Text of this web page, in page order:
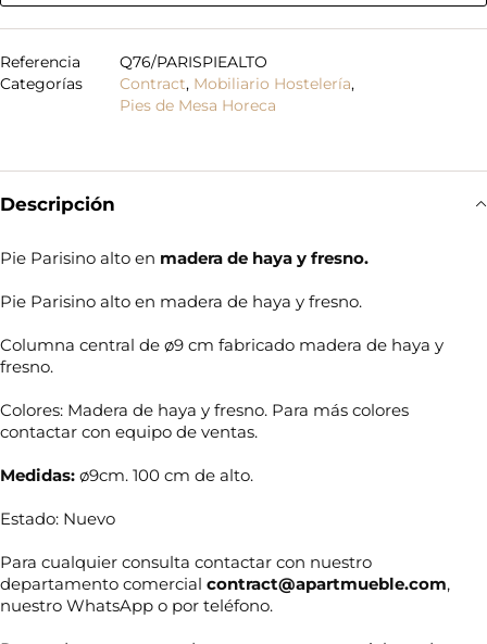
Referencia
Q76/PARISPIEALTO
Categorías
Contract, Mobiliario Hostelería,
Pies de Mesa Horeca
Descripción
Pie Parisino alto en madera de haya y fresno.
Pie Parisino alto en madera de haya y fresno.
Columna central de ø9 cm fabricado madera de haya y
fresno.
Colores: Madera de haya y fresno. Para más colores
contactar con equipo de ventas.
Medidas: ø9cm. 100 cm de alto.
Estado: Nuevo
Para cualquier consulta contactar con nuestro
departamento comercial contract@apartmueble.com,
nuestro WhatsApp o por teléfono.